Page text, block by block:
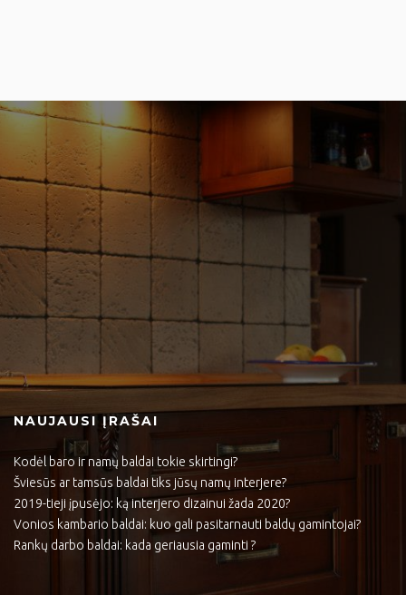
NAUJAUSI ĮRAŠAI
Kodėl baro ir namų baldai tokie skirtingi?
Šviesūs ar tamsūs baldai tiks jūsų namų interjere?
2019-tieji įpusėjo: ką interjero dizainui žada 2020?
Vonios kambario baldai: kuo gali pasitarnauti baldų gamintojai?
Rankų darbo baldai: kada geriausia gaminti ?